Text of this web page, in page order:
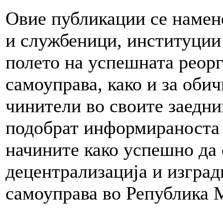
Овие публикации се
и службеници,
полето на успешната
самоуправа, како и за
чинители во своите
подобрат
начините како успешно да
децентрализација и
самоуправа во Република